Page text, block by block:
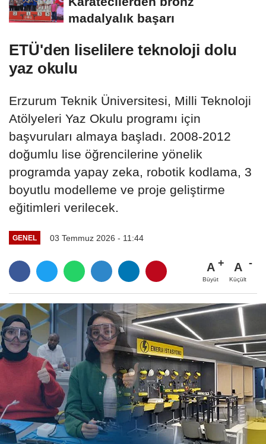
madalyalık başarı
ETÜ'den liselilere teknoloji dolu
yaz okulu
Erzurum Teknik Üniversitesi, Milli Teknoloji
Atölyeleri Yaz Okulu programı için
başvuruları almaya başladı. 2008-2012
doğumlu lise öğrencilerine yönelik
programda yapay zeka, robotik kodlama, 3
boyutlu modelleme ve proje geliştirme
eğitimleri verilecek.
GENEL 03 Temmuz 2026 - 11:44
A
Büyüt
A
Küçült